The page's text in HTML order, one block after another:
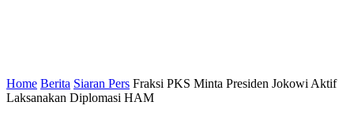
Home Berita Siaran Pers Fraksi PKS Minta Presiden Jokowi Aktif
Laksanakan Diplomasi HAM